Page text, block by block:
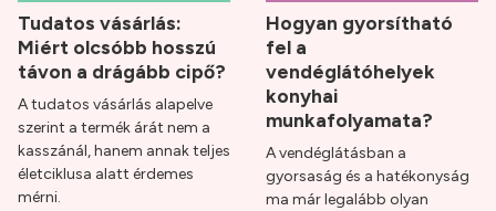
Tudatos vásárlás:
Miért olcsóbb hosszú
távon a drágább cipő?
A tudatos vásárlás alapelve
szerint a termék árát nem a
kasszánál, hanem annak teljes
életciklusa alatt érdemes
mérni.
Hogyan gyorsítható
fel a
vendéglátóhelyek
konyhai
munkafolyamata?
A vendéglátásban a
gyorsaság és a hatékonyság
ma már legalább olyan